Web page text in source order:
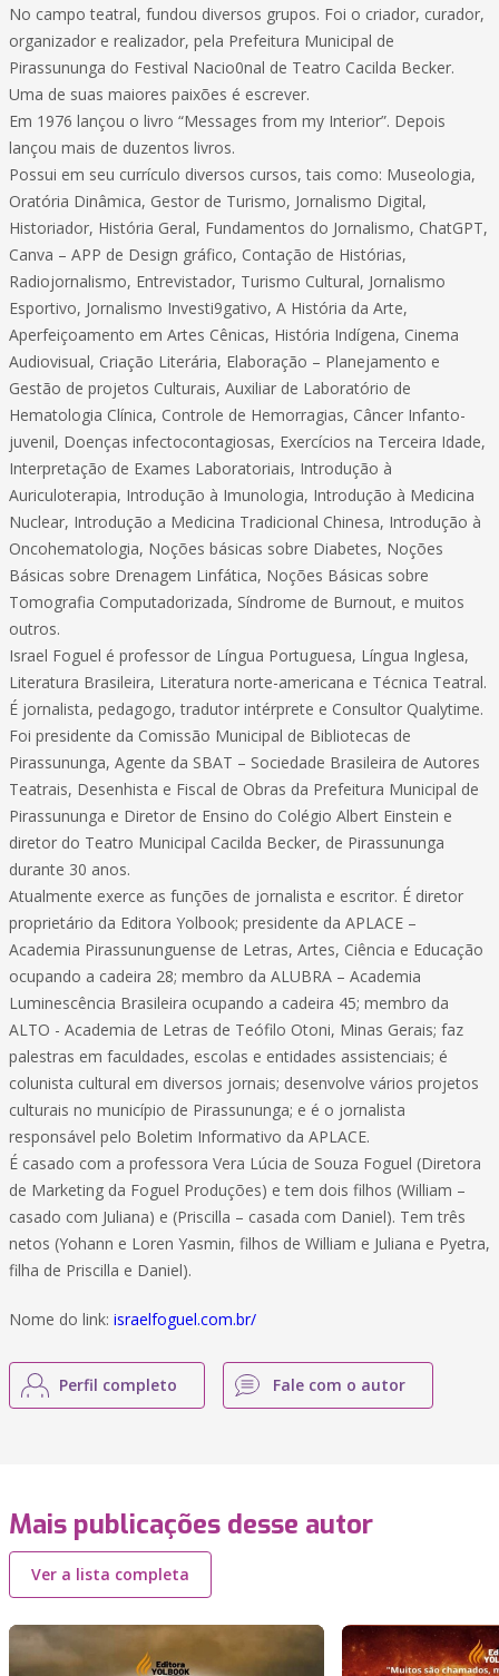
No campo teatral, fundou diversos grupos. Foi o criador, curador,
organizador e realizador, pela Prefeitura Municipal de
Pirassununga do Festival Nacio0nal de Teatro Cacilda Becker.
Uma de suas maiores paixões é escrever.
Em 1976 lançou o livro “Messages from my Interior”. Depois
lançou mais de duzentos livros.
Possui em seu currículo diversos cursos, tais como: Museologia,
Oratória Dinâmica, Gestor de Turismo, Jornalismo Digital,
Historiador, História Geral, Fundamentos do Jornalismo, ChatGPT,
Canva – APP de Design gráfico, Contação de Histórias,
Radiojornalismo, Entrevistador, Turismo Cultural, Jornalismo
Esportivo, Jornalismo Investi9gativo, A História da Arte,
Aperfeiçoamento em Artes Cênicas, História Indígena, Cinema
Audiovisual, Criação Literária, Elaboração – Planejamento e
Gestão de projetos Culturais, Auxiliar de Laboratório de
Hematologia Clínica, Controle de Hemorragias, Câncer Infanto-
juvenil, Doenças infectocontagiosas, Exercícios na Terceira Idade,
Interpretação de Exames Laboratoriais, Introdução à
Auriculoterapia, Introdução à Imunologia, Introdução à Medicina
Nuclear, Introdução a Medicina Tradicional Chinesa, Introdução à
Oncohematologia, Noções básicas sobre Diabetes, Noções
Básicas sobre Drenagem Linfática, Noções Básicas sobre
Tomografia Computadorizada, Síndrome de Burnout, e muitos
outros.
Israel Foguel é professor de Língua Portuguesa, Língua Inglesa,
Literatura Brasileira, Literatura norte-americana e Técnica Teatral.
É jornalista, pedagogo, tradutor intérprete e Consultor Qualytime.
Foi presidente da Comissão Municipal de Bibliotecas de
Pirassununga, Agente da SBAT – Sociedade Brasileira de Autores
Teatrais, Desenhista e Fiscal de Obras da Prefeitura Municipal de
Pirassununga e Diretor de Ensino do Colégio Albert Einstein e
diretor do Teatro Municipal Cacilda Becker, de Pirassununga
durante 30 anos.
Atualmente exerce as funções de jornalista e escritor. É diretor
proprietário da Editora Yolbook; presidente da APLACE –
Academia Pirassununguense de Letras, Artes, Ciência e Educação
ocupando a cadeira 28; membro da ALUBRA – Academia
Luminescência Brasileira ocupando a cadeira 45; membro da
ALTO - Academia de Letras de Teófilo Otoni, Minas Gerais; faz
palestras em faculdades, escolas e entidades assistenciais; é
colunista cultural em diversos jornais; desenvolve vários projetos
culturais no município de Pirassununga; e é o jornalista
responsável pelo Boletim Informativo da APLACE.
É casado com a professora Vera Lúcia de Souza Foguel (Diretora
de Marketing da Foguel Produções) e tem dois filhos (William –
casado com Juliana) e (Priscilla – casada com Daniel). Tem três
netos (Yohann e Loren Yasmin, filhos de William e Juliana e Pyetra,
filha de Priscilla e Daniel).
Nome do link: israelfoguel.com.br/
Perfil completo Fale com o autor
Mais publicações desse autor
Ver a lista completa